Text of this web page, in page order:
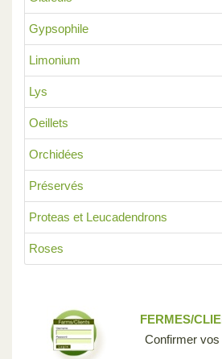
Gypsophile
Limonium
Lys
Oeillets
Orchidées
Préservés
Proteas et Leucadendrons
Roses
FERMES/
Confirmer